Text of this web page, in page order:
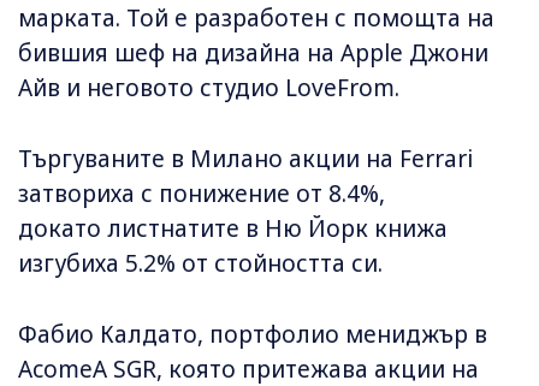
марката. Той е разработен с помощта на
бившия шеф на дизайна на Apple Джони
Айв и неговото студио LoveFrom.
Търгуваните в Милано акции на Ferrari
затвориха с понижение от 8.4%,
докато листнатите в Ню Йорк книжа
изгубиха 5.2% от стойността си.
Фабио Калдато, портфолио мениджър в
AcomeA SGR, която притежава акции на